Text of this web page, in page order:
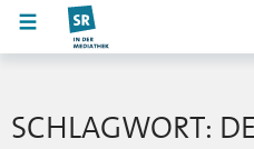
SCHLAGWORT: